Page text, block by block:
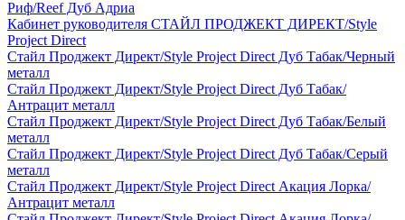
Риф/Reef Дуб Адриа
Кабинет руководителя СТАЙЛ ПРОДЖЕКТ ДИРЕКТ/Style
Project Direct
Стайл Проджект Директ/Style Project Direct Дуб Табак/Черный
металл
Стайл Проджект Директ/Style Project Direct Дуб Табак/
Антрацит металл
Стайл Проджект Директ/Style Project Direct Дуб Табак/Белый
металл
Стайл Проджект Директ/Style Project Direct Дуб Табак/Серый
металл
Стайл Проджект Директ/Style Project Direct Акация Лорка/
Антрацит металл